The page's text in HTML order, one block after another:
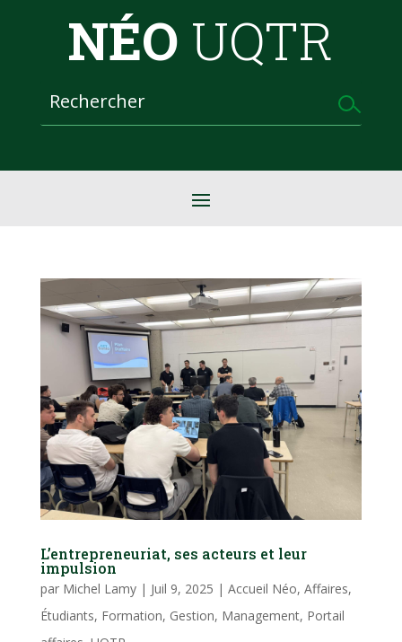
NÉO UQTR
L’entrepreneuriat, ses acteurs et leur
impulsion
par Michel Lamy| Juil 9, 2025 | Accueil Néo, Affaires,
Étudiants, Formation, Gestion, Management, Portail